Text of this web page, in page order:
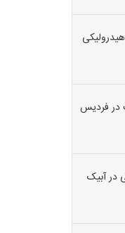
در فردیس
در آبیک